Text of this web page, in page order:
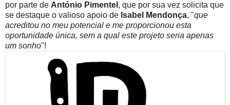
por parte de António Pimentel , que por sua vez solicita que
se destaque o valioso apoio de Isabel Mendonça, "que
acreditou no meu potencial e me proporcionou esta
oportunidade única, sem a qual este projeto seria apenas
um sonho"!